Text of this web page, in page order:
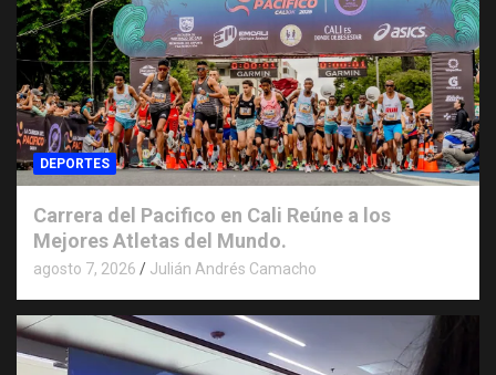
DEPORTES
Carrera del Pacifico en Cali Reúne a los
Mejores Atletas del Mundo.
agosto 7, 2026 Julián Andrés Camacho